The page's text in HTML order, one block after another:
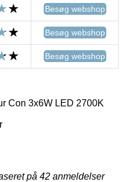
Besøg webshop
Besøg webshop
Besøg webshop
Con 3x6W LED 2700K
på 42 anmeldelser